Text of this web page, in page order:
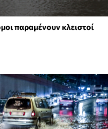
παραμένουν κλειστοί